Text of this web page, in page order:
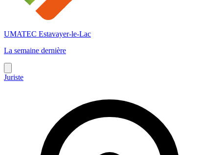
UMATEC Estavayer-le-Lac
La semaine dernière
Juriste